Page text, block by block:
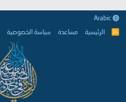
R
الرئيسية مساعدة سياسة الخصوصية